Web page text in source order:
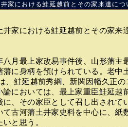
井家における鮭延越前とその家来達に
井家における鮭延越前とその家来
月最上家改易事件後、山形藩主
藩に身柄を預けられている。老中
、鮭延越前秀綱、新関因幡久正
論においては、最上家重臣鮭延越
に、その家臣として召し出されて
て古河藩土井家史料を中心に、紙
と思う。